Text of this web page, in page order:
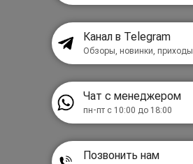
Канал в Telegram
Обзоры, новинки, приходы
Чат с менеджером
пн-пт с 10:00 до 18:00
Позвонить нам